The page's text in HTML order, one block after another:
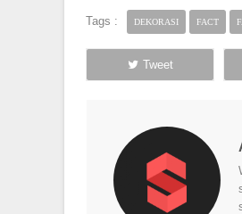
Tags : DEKORASI FACT
Tweet